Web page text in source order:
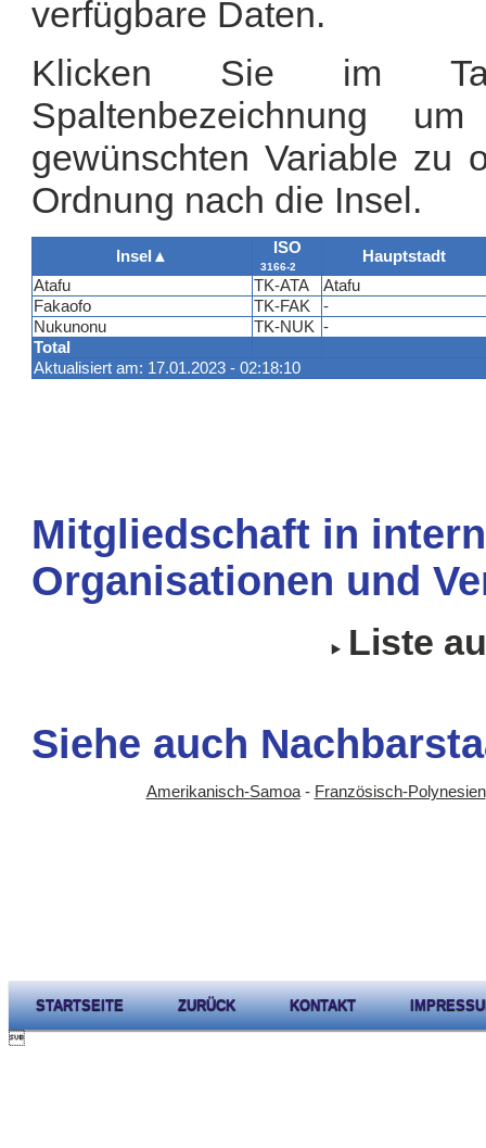
verfügbare Daten.
Klicken Sie im
Spaltenbezeichnung
gewünschten Variable zu
Ordnung nach die Insel.
Insel ▲ ISO
3166-2
Hauptstadt
Total
Aktualisiert am: 17.01.2023 - 02:18:10
Atafu TK-ATA
Atafu
Fakaofo
TK-FAK
-
Nukunonu
TK-NUK -
Mitgliedschaft in
Organisationen und
Liste
Siehe auch
Amerikanisch-Samoa- Französisch-Polynesien
STARTSEITE ZURÜCK KONTAKT
